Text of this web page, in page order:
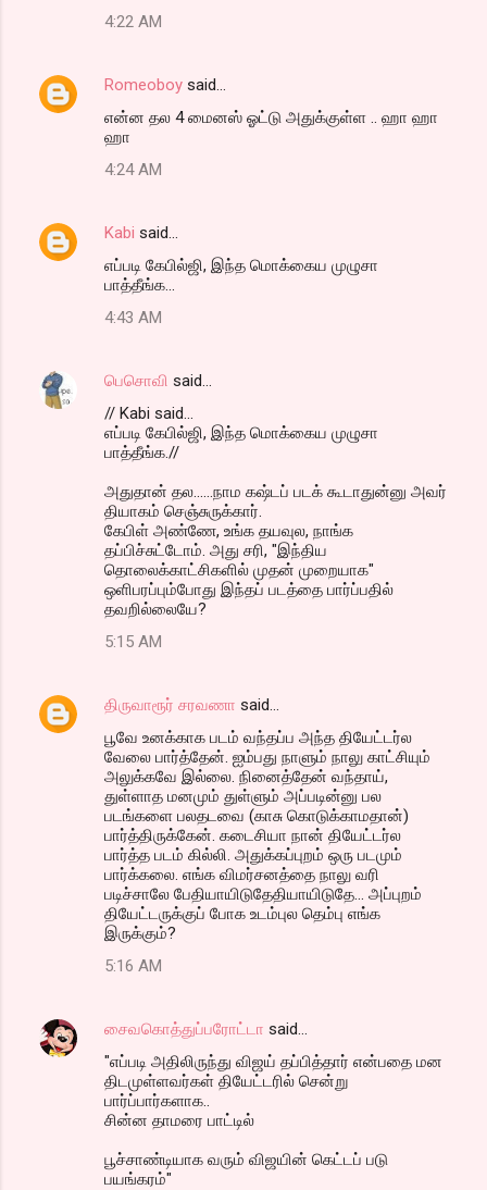
4:22 AM
Romeoboy said…
என்ன தல 4 மைனஸ் ஓட்டு அதுக்குள்ள .. ஹா ஹா
ஹா
4:24 AM
Kabi said…
எப்படி கேபில்ஜி, இந்த மொக்கைய முழுசா
பாத்தீங்க...
4:43 AM
பெசொவி said…
// Kabi said...
எப்படி கேபில்ஜி, இந்த மொக்கைய முழுசா
பாத்தீங்க.//
அதுதான் தல......நாம கஷ்டப் படக் கூடாதுன்னு அவர்
தியாகம் செஞ்சுருக்கார்.
கேபிள் அண்ணே, உங்க தயவுல, நாங்க
தப்பிச்சுட்டோம். அது சரி, "இந்திய
தொலைக்காட்சிகளில் முதன் முறையாக"
ஒளிபரப்பும்போது இந்தப் படத்தை பார்ப்பதில்
தவறில்லையே?
5:15 AM
திருவாரூர் சரவணா said…
பூவே உனக்காக படம் வந்தப்ப அந்த தியேட்டர்ல
வேலை பார்த்தேன். ஐம்பது நாளும் நாலு காட்சியும்
அலுக்கவே இல்லை. நினைத்தேன் வந்தாய்,
துள்ளாத மனமும் துள்ளும் அப்படின்னு பல
படங்களை பலதடவை (காசு கொடுக்காமதான்)
பார்த்திருக்கேன். கடைசியா நான் தியேட்டர்ல
பார்த்த படம் கில்லி. அதுக்கப்புறம் ஒரு படமும்
பார்க்கலை. எங்க விமர்சனத்தை நாலு வரி
படிச்சாலே பேதியாயிடுதேதியாயிடுதே... அப்புறம்
தியேட்டருக்குப் போக உடம்புல தெம்பு எங்க
இருக்கும்?
5:16 AM
சைவகொத்துப்பரோட்டா said…
"எப்படி அதிலிருந்து விஜய் தப்பித்தார் என்பதை மன
திடமுள்ளவர்கள் தியேட்டரில் சென்று
பார்ப்பார்களாக..
சின்ன தாமரை பாட்டில்
பூச்சாண்டியாக வரும் விஜயின் கெட்டப் படு
பயங்கரம்"